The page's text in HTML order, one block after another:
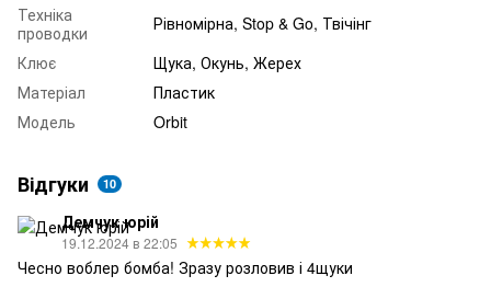
Техніка
проводки
Рівномірна, Stop & Go, Твічінг
Клює
Щука, Окунь, Жерех
Матеріал
Пластик
Модель
Orbit
Відгуки 10
Демчук юрій
19.12.2024 в 22:05
Чесно воблер бомба! Зразу розловив і 4щуки